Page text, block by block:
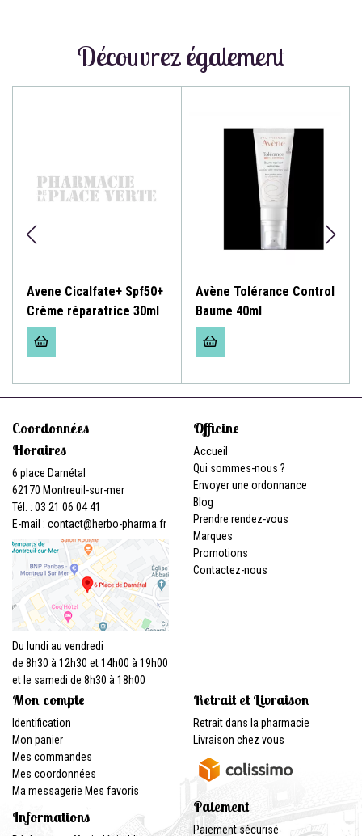
Découvrez également
Avene Cicalfate+ Spf50+
Crème réparatrice 30ml
Avène Tolérance Control
Baume 40ml
Coordonnées
Horaires
6 place Darnétal
62170 Montreuil-sur-mer
Tél. : 03 21 06 04 41
E-mail : contact@herbo-pharma.fr
Du lundi au vendredi
de 8h30 à 12h30 et 14h00 à 19h00
et le samedi de 8h30 à 18h00
Officine
Accueil
Qui sommes-nous ?
Envoyer une ordonnance
Blog
Prendre rendez-vous
Marques
Promotions
Contactez-nous
Mon compte
Identification
Mon panier
Mes commandes
Mes coordonnées
Ma messagerie Mes favoris
Informations
Retrait et Livraison
Retrait dans la pharmacie
Livraison chez vous
Paiement
Paiement sécurisé